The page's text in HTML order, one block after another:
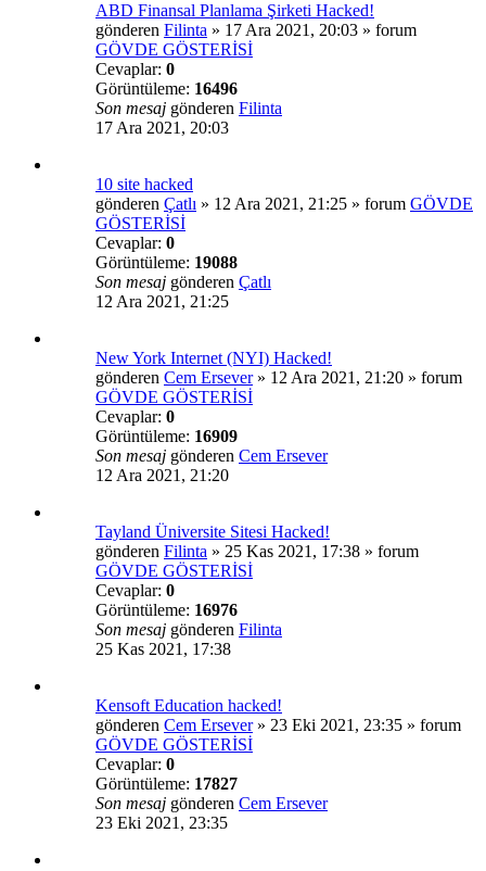
ABD Finansal Planlama Şirketi Hacked!
gönderen Filinta » 17 Ara 2021, 20:03 » forum
GÖVDE GÖSTERİSİ
Cevaplar: 0
Görüntüleme: 16496
Son mesaj gönderen Filinta
17 Ara 2021, 20:03
10 site hacked
gönderen Çatlı » 12 Ara 2021, 21:25 » forum GÖVDE
GÖSTERİSİ
Cevaplar: 0
Görüntüleme: 19088
Son mesaj gönderen Çatlı
12 Ara 2021, 21:25
New York Internet (NYI) Hacked!
gönderen Cem Ersever» 12 Ara 2021, 21:20 » forum
GÖVDE GÖSTERİSİ
Cevaplar: 0
Görüntüleme: 16909
Son mesaj gönderen Cem Ersever
12 Ara 2021, 21:20
Tayland Üniversite Sitesi Hacked!
gönderen Filinta » 25 Kas 2021, 17:38 » forum
GÖVDE GÖSTERİSİ
Cevaplar: 0
Görüntüleme: 16976
Son mesaj gönderen Filinta
25 Kas 2021, 17:38
Kensoft Education hacked!
gönderen Cem Ersever» 23 Eki 2021, 23:35 » forum
GÖVDE GÖSTERİSİ
Cevaplar: 0
Görüntüleme: 17827
Son mesaj gönderen Cem Ersever
23 Eki 2021, 23:35